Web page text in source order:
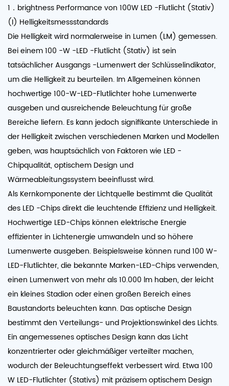
1．brightness Performance von 100W LED -Flutlicht (Stativ)
(I) Helligkeitsmessstandards
Die Helligkeit wird normalerweise in Lumen (LM) gemessen.
Bei einem 100 -W -LED -Flutlicht (Stativ) ist sein
tatsächlicher Ausgangs -Lumenwert der Schlüsselindikator,
um die Helligkeit zu beurteilen. Im Allgemeinen können
hochwertige 100-W-LED-Flutlichter hohe Lumenwerte
ausgeben und ausreichende Beleuchtung für große
Bereiche liefern. Es kann jedoch signifikante Unterschiede in
der Helligkeit zwischen verschiedenen Marken und Modellen
geben, was hauptsächlich von Faktoren wie LED -
Chipqualität, optischem Design und
Wärmeableitungssystem beeinflusst wird.
Als Kernkomponente der Lichtquelle bestimmt die Qualität
des LED -Chips direkt die leuchtende Effizienz und Helligkeit.
Hochwertige LED-Chips können elektrische Energie
effizienter in Lichtenergie umwandeln und so höhere
Lumenwerte ausgeben. Beispielsweise können rund 100 W-
LED-Flutlichter, die bekannte Marken-LED-Chips verwenden,
einen Lumenwert von mehr als 10.000 lm haben, der leicht
ein kleines Stadion oder einen großen Bereich eines
Baustandorts beleuchten kann. Das optische Design
bestimmt den Verteilungs- und Projektionswinkel des Lichts.
Ein angemessenes optisches Design kann das Licht
konzentrierter oder gleichmäßiger verteilter machen,
wodurch der Beleuchtungseffekt verbessert wird. Etwa 100
W LED-Flutlichter (Stativs) mit präzisem optischem Design